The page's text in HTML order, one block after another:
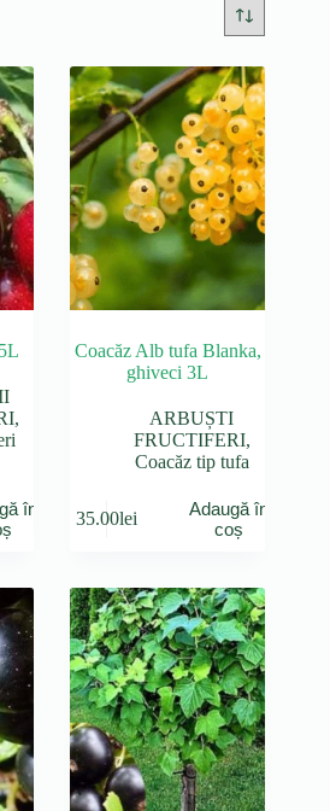
,
în
Coacăz Alb tufa Blanka,
ghiveci 3L
ARBUȘTI
FRUCTIFERI,
Coacăz tip tufa
35.00lei
Adaugă în
coș